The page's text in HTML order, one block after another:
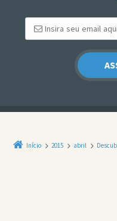
Início 2015 abril